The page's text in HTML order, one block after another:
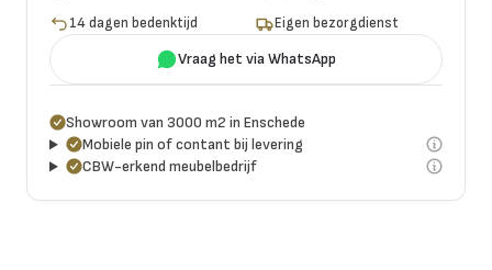
14 dagen bedenktijd
Eigen bezorgdienst
Vraag het via WhatsApp
Showroom van 3000 m2 in Enschede
Mobiele pin of contant bij levering
CBW-erkend meubelbedrijf